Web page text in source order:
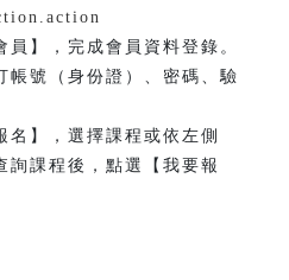
員】，完成會員資料登錄。
帳號（身份證）、密碼、驗
名】，選擇課程或依左側
詢課程後，點選【我要報